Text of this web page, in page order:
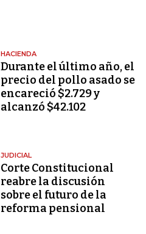
HACIENDA
Durante el último año, el
precio del pollo asado se
encareció $2.729 y
alcanzó $42.102
JUDICIAL
Corte Constitucional
reabre la discusión
sobre el futuro de la
reforma pensional